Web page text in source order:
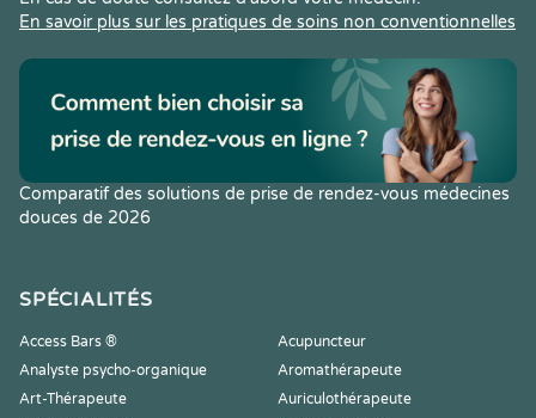
En savoir plus sur les pratiques de soins non conventionnelles
Comparatif des solutions de prise de rendez-vous médecines
douces de 2026
SPÉCIALITÉS
Access Bars ®
Acupuncteur
Analyste psycho-organique
Aromathérapeute
Art-Thérapeute
Auriculothérapeute